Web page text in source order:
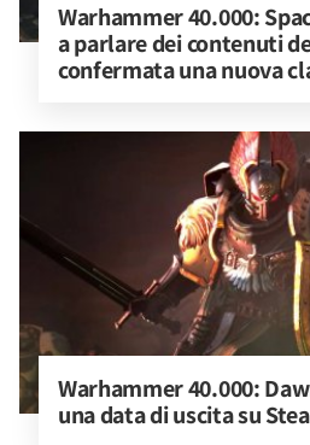
Warhammer 40.000:
a parlare dei contenuti
confermata una nuova
Warhammer 40.000:
una data di uscita su